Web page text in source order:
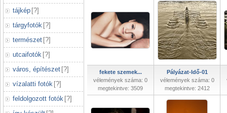
tájkép [?]
tárgyfotók [?]
természet [?]
utcaifotók [?]
város, építészet [?]
vízalatti fotók [?]
feldolgozott fotók [?]
fekete szemek...
vélemények száma: 0
megtekintve: 3509
Pályázat-Idő-01
vélemények száma: 0
megtekintve: 2412